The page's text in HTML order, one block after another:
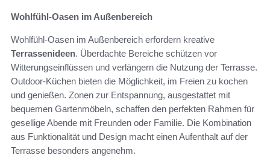
Wohlfühl-Oasen im Außenbereich
Wohlfühl-Oasen im Außenbereich erfordern kreative
Terrassenideen. Überdachte Bereiche schützen vor
Witterungseinflüssen und verlängern die Nutzung der Terrasse.
Outdoor-Küchen bieten die Möglichkeit, im Freien zu kochen
und genießen. Zonen zur Entspannung, ausgestattet mit
bequemen Gartenmöbeln, schaffen den perfekten Rahmen für
gesellige Abende mit Freunden oder Familie. Die Kombination
aus Funktionalität und Design macht einen Aufenthalt auf der
Terrasse besonders angenehm.